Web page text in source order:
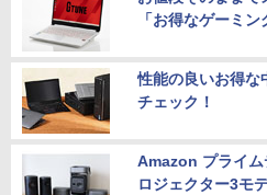
「お得なゲーミン
性能の良いお得な
チェック！
Amazon プライ
ロジェクター3モ